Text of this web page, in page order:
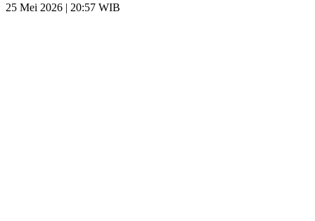
25 Mei 2026 | 20:57 WIB